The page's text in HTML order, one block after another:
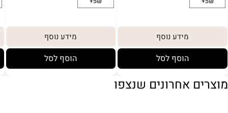
מידע נוסף
הוסף לסל
מידע נוסף
הוסף לסל
מוצרים אחרונים שנצפו